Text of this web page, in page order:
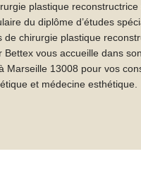
plastique reconstructrice
du diplôme d’études
de chirurgie plastique
Bettex vous accueille dans
Marseille 13008 pour vos
et médecine esthétique.